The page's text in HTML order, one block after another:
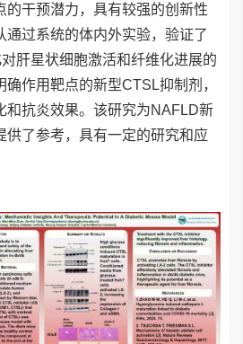
的干预潜力，具有较强的创新性
通过系统的体内外实验，验证了
肝星状细胞激活和纤维化进展的
作用靶点的新型CTSL抑制剂，
和抗炎效果。该研究为NAFLD新
供了参考，具有一定的研究和应